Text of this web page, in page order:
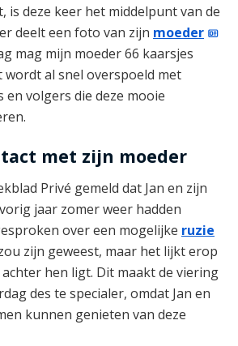
is deze keer het middelpunt van de
deelt een foto van zijn moeder
mag mijn moeder 66 kaarsjes
wordt al snel overspoeld met
en volgers die deze mooie
met zijn moeder
Privé gemeld dat Jan en zijn
jaar zomer weer hadden
over een mogelijke ruzie
zijn geweest, maar het lijkt erop
hen ligt. Dit maakt de viering
des te specialer, omdat Jan en
kunnen genieten van deze